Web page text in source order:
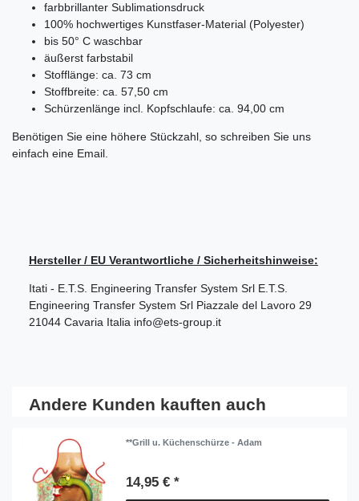
farbbrillanter Sublimationsdruck
100% hochwertiges Kunstfaser-Material (Polyester)
bis 50° C waschbar
äußerst farbstabil
Stofflänge: ca. 73 cm
Stoffbreite: ca. 57,50 cm
Schürzenlänge incl. Kopfschlaufe: ca. 94,00 cm
Benötigen Sie eine höhere Stückzahl, so schreiben Sie uns
einfach eine Email.
Hersteller / EU Verantwortliche / Sicherheitshinweise:
Itati - E.T.S. Engineering Transfer System Srl E.T.S.
Engineering Transfer System Srl Piazzale del Lavoro 29
21044 Cavaria Italia info@ets-group.it
Andere Kunden kauften auch
**Grill u. Küchenschürze - Adam
14,95 € *